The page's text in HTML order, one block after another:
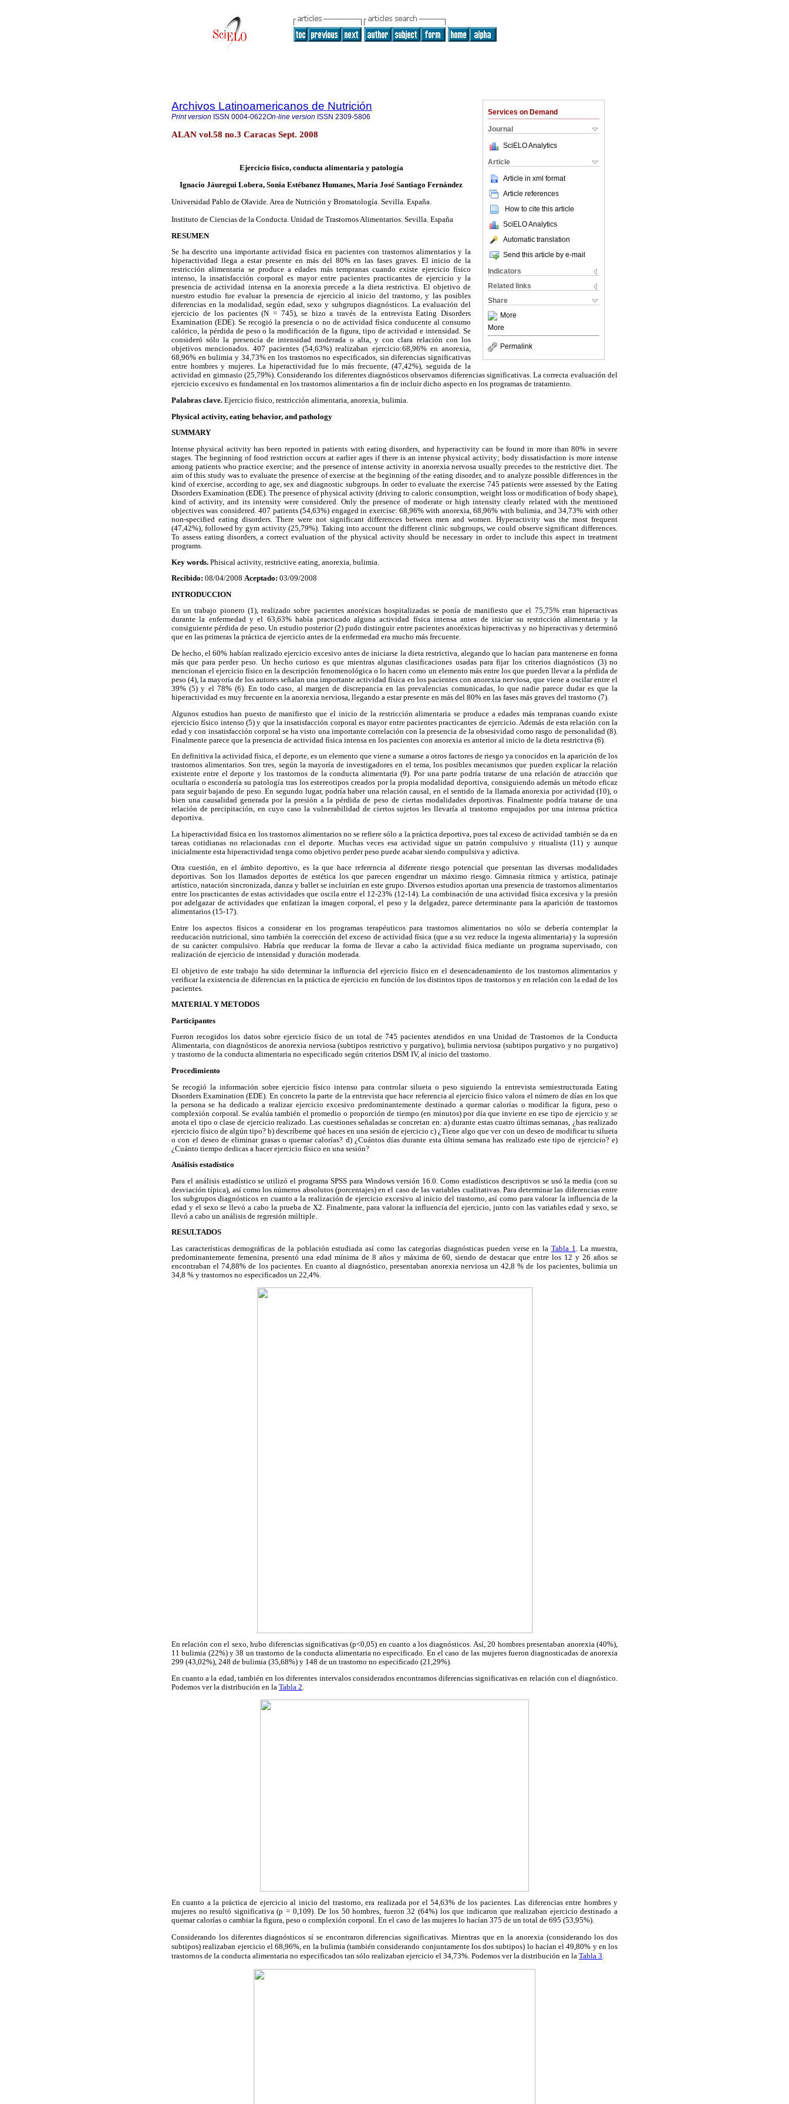
Services on Demand
Journal
SciELO Analytics
Article
Article in xml format
Article references
How to cite this article
SciELO Analytics
Automatic translation
Send this article by e-mail
Indicators
Related links
Share
More
More
Permalink
Archivos Latinoamericanos de Nutrición
Print version ISSN 0004-0622On-line version ISSN 2309-5806
ALAN vol.58 no.3 Caracas Sept. 2008
Ejercicio físico, conducta alimentaria y patología
Ignacio Jáuregui Lobera, Sonia Estébanez Humanes, María José Santiago Fernández
Universidad Pablo de Olavide. Area de Nutrición y Bromatología. Sevilla. España.
Instituto de Ciencias de la Conducta. Unidad de Trastornos Alimentarios. Sevilla. España
RESUMEN
Se ha descrito una importante actividad física en pacientes con trastornos alimentarios y la
hiperactividad llega a estar presente en más del 80% en las fases graves. El inicio de la
restricción alimentaria se produce a edades más tempranas cuando existe ejercicio físico
intenso, la insatisfacción corporal es mayor entre pacientes practicantes de ejercicio y la
presencia de actividad intensa en la anorexia precede a la dieta restrictiva. El objetivo de
nuestro estudio fue evaluar la presencia de ejercicio al inicio del trastorno, y las posibles
diferencias en la modalidad, según edad, sexo y subgrupos diagnósticos. La evaluación del
ejercicio de los pacientes (N = 745), se hizo a través de la entrevista Eating Disorders
Examination (EDE). Se recogió la presencia o no de actividad física conducente al consumo
calórico, la pérdida de peso o la modificación de la figura, tipo de actividad e intensidad. Se
consideró sólo la presencia de intensidad moderada o alta, y con clara relación con los
objetivos mencionados. 407 pacientes (54,63%) realizaban ejercicio:68,96% en anorexia,
68,96% en bulimia y 34,73% en los trastornos no especificados, sin diferencias significativas
entre hombres y mujeres. La hiperactividad fue lo más frecuente, (47,42%), seguida de la
actividad en gimnasio (25,79%). Considerando los diferentes diagnósticos observamos diferencias significativas. La correcta evaluación del
ejercicio excesivo es fundamental en los trastornos alimentarios a fin de incluir dicho aspecto en los programas de tratamiento.
Palabras clave. Ejercicio físico, restricción alimentaria, anorexia, bulimia.
Physical activity, eating behavior, and pathology
SUMMARY
Intense physical activity has been reported in patients with eating disorders, and hyperactivity can be found in more than 80% in severe
stages. The beginning of food restriction occurs at earlier ages if there is an intense physical activity; body dissatisfaction is more intense
among patients who practice exercise; and the presence of intense activity in anorexia nervosa usually precedes to the restrictive diet. The
aim of this study was to evaluate the presence of exercise at the beginning of the eating disorder, and to analyze possible differences in the
kind of exercise, according to age, sex and diagnostic subgroups. In order to evaluate the exercise 745 patients were assessed by the Eating
Disorders Examination (EDE). The presence of physical activity (driving to caloric consumption, weight loss or modification of body shape),
kind of activity, and its intensity were considered. Only the presence of moderate or high intensity clearly related with the mentioned
objectives was considered. 407 patients (54,63%) engaged in exercise: 68,96% with anorexia, 68,96% with bulimia, and 34,73% with other
non-specified eating disorders. There were not significant differences between men and women. Hyperactivity was the most frequent
(47,42%), followed by gym activity (25,79%). Taking into account the different clinic subgroups, we could observe significant differences.
To assess eating disorders, a correct evaluation of the physical activity should be necessary in order to include this aspect in treatment
programs.
Key words. Phisical activity, restrictive eating, anorexia, bulimia.
Recibido: 08/04/2008 Aceptado: 03/09/2008
INTRODUCCION
En un trabajo pionero (1), realizado sobre pacientes anoréxicas hospitalizadas se ponía de manifiesto que el 75,75% eran hiperactivas
durante la enfermedad y el 63,63% había practicado alguna actividad física intensa antes de iniciar su restricción alimentaria y la
consiguiente pérdida de peso. Un estudio posterior (2) pudo distinguir entre pacientes anoréxicas hiperactivas y no hiperactivas y determinó
que en las primeras la práctica de ejercicio antes de la enfermedad era mucho más frecuente.
De hecho, el 60% habían realizado ejercicio excesivo antes de iniciarse la dieta restrictiva, alegando que lo hacían para mantenerse en forma
más que para perder peso. Un hecho curioso es que mientras algunas clasificaciones usadas para fijar los criterios diagnósticos (3) no
mencionan el ejercicio físico en la descripción fenomenológica o lo hacen como un elemento más entre los que pueden llevar a la pérdida de
peso (4), la mayoría de los autores señalan una importante actividad física en los pacientes con anorexia nerviosa, que viene a oscilar entre el
39% (5) y el 78% (6). En todo caso, al margen de discrepancia en las prevalencias comunicadas, lo que nadie parece dudar es que la
hiperactividad es muy frecuente en la anorexia nerviosa, llegando a estar presente en más del 80% en las fases más graves del trastorno (7).
Algunos estudios han puesto de manifiesto que el inicio de la restricción alimentaria se produce a edades más tempranas cuando existe
ejercicio físico intenso (5) y que la insatisfacción corporal es mayor entre pacientes practicantes de ejercicio. Además de esta relación con la
edad y con insatisfacción corporal se ha visto una importante correlación con la presencia de la obsesividad como rasgo de personalidad (8).
Finalmente parece que la presencia de actividad física intensa en los pacientes con anorexia es anterior al inicio de la dieta restrictiva (6).
En definitiva la actividad física, el deporte, es un elemento que viene a sumarse a otros factores de riesgo ya conocidos en la aparición de los
trastornos alimentarios. Son tres, según la mayoría de investigadores en el tema, los posibles mecanismos que pueden explicar la relación
existente entre el deporte y los trastornos de la conducta alimentaria (9). Por una parte podría tratarse de una relación de atracción que
ocultaría o escondería su patología tras los estereotipos creados por la propia modalidad deportiva, consiguiendo además un método eficaz
para seguir bajando de peso. En segundo lugar, podría haber una relación causal, en el sentido de la llamada anorexia por actividad (10), o
bien una causalidad generada por la presión a la pérdida de peso de ciertas modalidades deportivas. Finalmente podría tratarse de una
relación de precipitación, en cuyo caso la vulnerabilidad de ciertos sujetos les llevaría al trastorno empujados por una intensa práctica
deportiva.
La hiperactividad física en los trastornos alimentarios no se refiere sólo a la práctica deportiva, pues tal exceso de actividad también se da en
tareas cotidianas no relacionadas con el deporte. Muchas veces esa actividad sigue un patrón compulsivo y ritualista (11) y aunque
inicialmente esta hiperactividad tenga como objetivo perder peso puede acabar siendo compulsiva y adictiva.
Otra cuestión, en el ámbito deportivo, es la que hace referencia al diferente riesgo potencial que presentan las diversas modalidades
deportivas. Son los llamados deportes de estética los que parecen engendrar un máximo riesgo. Gimnasia rítmica y artística, patinaje
artístico, natación sincronizada, danza y ballet se incluirían en este grupo. Diversos estudios aportan una presencia de trastornos alimentarios
entre los practicantes de estas actividades que oscila entre el 12-23% (12-14). La combinación de una actividad física excesiva y la presión
por adelgazar de actividades que enfatizan la imagen corporal, el peso y la delgadez, parece determinante para la aparición de trastornos
alimentarios (15-17).
Entre los aspectos físicos a considerar en los programas terapéuticos para trastornos alimentarios no sólo se debería contemplar la
reeducación nutricional, sino también la corrección del exceso de actividad física (que a su vez reduce la ingesta alimentaria) y la supresión
de su carácter compulsivo. Habría que reeducar la forma de llevar a cabo la actividad física mediante un programa supervisado, con
realización de ejercicio de intensidad y duración moderada.
El objetivo de este trabajo ha sido determinar la influencia del ejercicio físico en el desencadenamiento de los trastornos alimentarios y
verificar la existencia de diferencias en la práctica de ejercicio en función de los distintos tipos de trastornos y en relación con la edad de los
pacientes.
MATERIAL Y METODOS
Participantes
Fueron recogidos los datos sobre ejercicio físico de un total de 745 pacientes atendidos en una Unidad de Trastornos de la Conducta
Alimentaria, con diagnósticos de anorexia nerviosa (subtipos restrictivo y purgativo), bulimia nerviosa (subtipos purgativo y no purgativo)
y trastorno de la conducta alimentaria no especificado según criterios DSM IV, al inicio del trastorno.
Procedimiento
Se recogió la información sobre ejercicio físico intenso para controlar silueta o peso siguiendo la entrevista semiestructurada Eating
Disorders Examination (EDE). En concreto la parte de la entrevista que hace referencia al ejercicio físico valora el número de días en los que
la persona se ha dedicado a realizar ejercicio excesivo predominantemente destinado a quemar calorías o modificar la figura, peso o
complexión corporal. Se evalúa también el promedio o proporción de tiempo (en minutos) por día que invierte en ese tipo de ejercicio y se
anota el tipo o clase de ejercicio realizado. Las cuestiones señaladas se concretan en: a) durante estas cuatro últimas semanas, ¿has realizado
ejercicio físico de algún tipo? b) descríbeme qué haces en una sesión de ejercicio c) ¿Tiene algo que ver con un deseo de modificar tu silueta
o con el deseo de eliminar grasas o quemar calorías? d) ¿Cuántos días durante esta última semana has realizado este tipo de ejercicio? e)
¿Cuánto tiempo dedicas a hacer ejercicio físico en una sesión?
Análisis estadístico
Para el análisis estadístico se utilizó el programa SPSS para Windows versión 16.0. Como estadísticos descriptivos se usó la media (con su
desviación típica), así como los números absolutos (porcentajes) en el caso de las variables cualitativas. Para determinar las diferencias entre
los subgrupos diagnósticos en cuanto a la realización de ejercicio excesivo al inicio del trastorno, así como para valorar la influencia de la
edad y el sexo se llevó a cabo la prueba de X2. Finalmente, para valorar la influencia del ejercicio, junto con las variables edad y sexo, se
llevó a cabo un análisis de regresión múltiple.
RESULTADOS
Las características demográficas de la población estudiada así como las categorías diagnósticas pueden verse en la Tabla 1. La muestra,
predominantemente femenina, presentó una edad mínima de 8 años y máxima de 60, siendo de destacar que entre los 12 y 26 años se
encontraban el 74,88% de los pacientes. En cuanto al diagnóstico, presentaban anorexia nerviosa un 42,8 % de los pacientes, bulimia un
34,8 % y trastornos no especificados un 22,4%.
En relación con el sexo, hubo diferencias significativas (p<0,05) en cuanto a los diagnósticos. Así, 20 hombres presentaban anorexia (40%),
11 bulimia (22%) y 38 un trastorno de la conducta alimentaria no especificado. En el caso de las mujeres fueron diagnosticadas de anorexia
299 (43,02%), 248 de bulimia (35,68%) y 148 de un trastorno no especificado (21,29%).
En cuanto a la edad, también en los diferentes intervalos considerados encontramos diferencias significativas en relación con el diagnóstico.
Podemos ver la distribución en la Tabla 2.
En cuanto a la práctica de ejercicio al inicio del trastorno, era realizada por el 54,63% de los pacientes. Las diferencias entre hombres y
mujeres no resultó significativa (p = 0,109). De los 50 hombres, fueron 32 (64%) los que indicaron que realizaban ejercicio destinado a
quemar calorías o cambiar la figura, peso o complexión corporal. En el caso de las mujeres lo hacían 375 de un total de 695 (53,95%).
Considerando los diferentes diagnósticos sí se encontraron diferencias significativas. Mientras que en la anorexia (considerando los dos
subtipos) realizaban ejercicio el 68,96%, en la bulimia (también considerando conjuntamente los dos subtipos) lo hacían el 49,80% y en los
trastornos de la conducta alimentaria no especificados tan sólo realizaban ejercicio el 34,73%. Podemos ver la distribución en la Tabla 3.